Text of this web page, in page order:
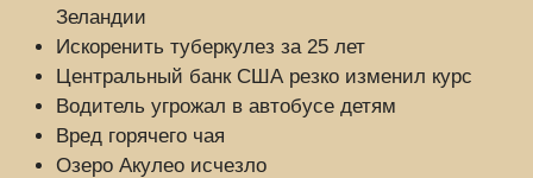
Зеландии
Искоренить туберкулез за 25 лет
Центральный банк США резко изменил курс
Водитель угрожал в автобусе детям
Вред горячего чая
Озеро Акулео исчезло